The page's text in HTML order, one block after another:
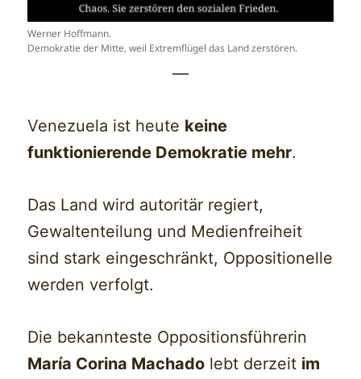
Werner Hoffmann.
Demokratie der Mitte, weil Extremflügel das Land zerstören.
—
Venezuela ist heute keine
funktionierende Demokratie mehr.
Das Land wird autoritär regiert,
Gewaltenteilung und Medienfreiheit
sind stark eingeschränkt, Oppositionelle
werden verfolgt.
Die bekannteste Oppositionsführerin
María Corina Machado lebt derzeit im